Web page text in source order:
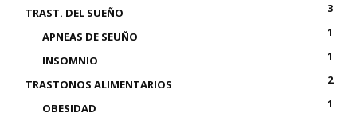
TRAST. DEL SUEÑO
3
APNEAS DE SEUÑO
1
INSOMNIO
1
TRASTONOS ALIMENTARIOS
2
OBESIDAD
1